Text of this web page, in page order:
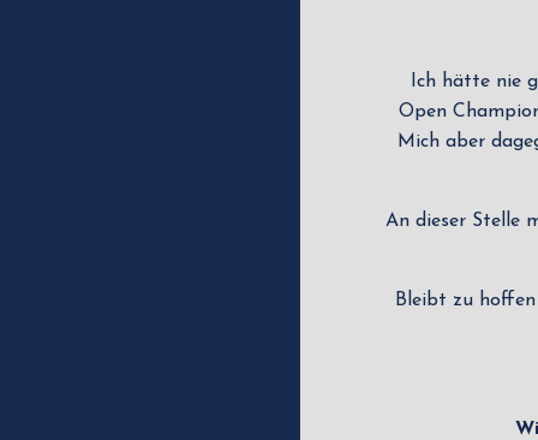
Ich hätte nie
Open
Mich aber
An dieser Stelle
Bleibt zu